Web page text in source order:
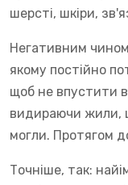
шерсті, шкіри,
Негативним
якому постійно
щоб не впустити
видираючи жили,
могли. Протягом
Точніше, так: